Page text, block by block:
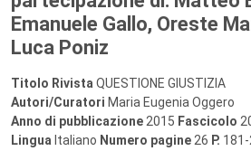
Emanuele Gallo, Oreste
Luca Poniz
Titolo Rivista QUESTIONE GIUSTIZIA
Autori/Curatori Maria Eugenia Oggero
Anno di pubblicazione 2015 Fascicolo
Lingua Italiano Numero pagine 26 P.